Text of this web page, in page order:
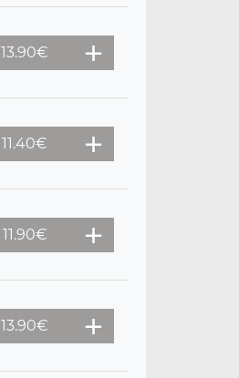
13.90€
11.40€
11.90€
13.90€